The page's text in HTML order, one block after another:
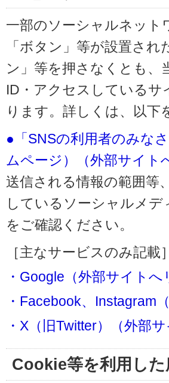
一部のソーシャルネット
「ボタン」等が設置さ
ン」等を押さなくとも、
ID・アクセスしているサ
ります。詳しくは、以下
●「SNSの利用者のみな
ムページ）（外部サイト
送信される情報の範囲等
しているソーシャルメ
をご確認ください。
［主なサービスのみ記載］
・Google（外部サイトへ
・Facebook、Instagram
・X（旧Twitter）（外部
Cookie等を利用し